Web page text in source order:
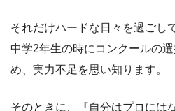
それだけハードな日々を過ごし
中学2年生の時にコンクールの
め、実力不足を思い知ります。
そのときに、『自分はプロには